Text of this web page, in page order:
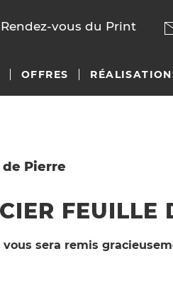
Rendez-vous du Print
OFFRES
Pierre
FEUILLE
vous sera remis